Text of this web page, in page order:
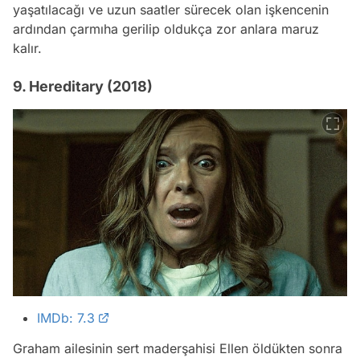
yaşatılacağı ve uzun saatler sürecek olan işkencenin
ardından çarmıha gerilip oldukça zor anlara maruz
kalır.
9. Hereditary (2018)
IMDb: 7.3
Graham ailesinin sert maderşahisi Ellen öldükten sonra